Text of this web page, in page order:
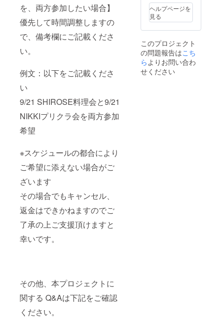
を、両方参加したい場合】
優先して時間調整しますの
で、備考欄にご記載くださ
い。
例文：以下をご記載くださ
い
9/21 SHIROSE料理会と9/21
NIKKIプリクラ会を両方参加
希望
※スケジュールの都合により
ご希望に添えない場合がご
ざいます
その場合でもキャンセル、
返金はできかねますのでご
了承の上ご支援頂けますと
幸いです。
その他、本プロジェクトに
関する Q&Aは下記をご確認
ください。
ている
メール
アドレ
ス宛に
致しま
す。
とは可
能です
が、ス
ケ
ルの都
合によ
りご希
望に添
えない
は可能
です
が、ス
ケ
ルの都
合によ
りご希
望に添
えない
ヘルプページを
見る
このプロジェクト
の問題報告はこち
らよりお問い合わ
せください